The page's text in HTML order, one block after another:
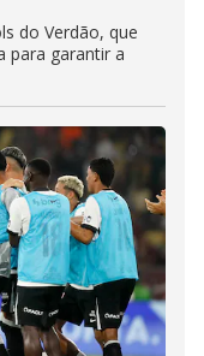
do Verdão, que
para garantir a